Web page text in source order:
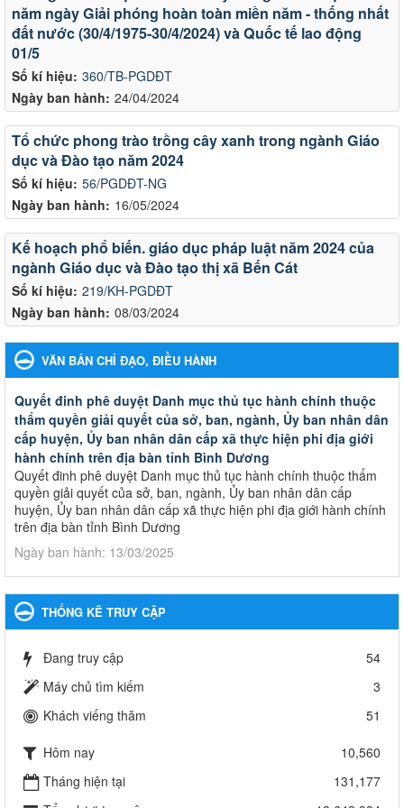
Số kí hiệu: 360/TB-PGDĐT
Ngày ban hành: 24/04/2024
năm ngày Giải phóng hoàn toàn miền năm - thống nhất
đất nước (30/4/1975-30/4/2024) và Quốc tế lao động
01/5
Số kí hiệu: 56/PGDĐT-NG
Ngày ban hành: 16/05/2024
Tổ chức phong trào trồng cây xanh trong ngành Giáo
dục và Đào tạo năm 2024
Số kí hiệu: 219/KH-PGDĐT
Ngày ban hành: 08/03/2024
Kế hoạch phổ biến. giáo dục pháp luật năm 2024 của
ngành Giáo dục và Đào tạo thị xã Bến Cát
VĂN BẢN CHỈ ĐẠO, ĐIỀU HÀNH
Quyết đinh phê duyệt Danh mục thủ tục hành chính thuộc
thẩm quyền giải quyết của sở, ban, ngành, Ủy ban nhân dân
cấp huyện, Ủy ban nhân dân cấp xã thực hiện phi địa giới
hành chính trên địa bàn tỉnh Bình Dương
Quyết đinh phê duyệt Danh mục thủ tục hành chính thuộc thẩm
quyền giải quyết của sở, ban, ngành, Ủy ban nhân dân cấp
huyện, Ủy ban nhân dân cấp xã thực hiện phi địa giới hành chính
trên địa bàn tỉnh Bình Dương
Ngày ban hành: 13/03/2025
Giáo dục và Đào tạo thành phố Bến Cát
Kế hoạch Phổ biến, giáo dục pháp luật năm 2025 của ngành
Ngày ban hành: 28/02/2025
vực giáo dục đào tạo thuộc hệ giáo dục quốc dân và cơ sở
và Đào tạo, Ủy ban nhân dân cấp huyện
Quyết định công bố thủ tục hành chính bị bãi bỏ trong lĩnh vực
giáo dục đào tạo thuộc hệ giáo dục quốc dân và cơ sở giáo dục
THỐNG KÊ TRUY CẬP
Đang truy cập
54
Máy chủ tìm kiếm
3
Khách viếng thăm
51
Hôm nay
10,560
Tháng hiện tại
131,177